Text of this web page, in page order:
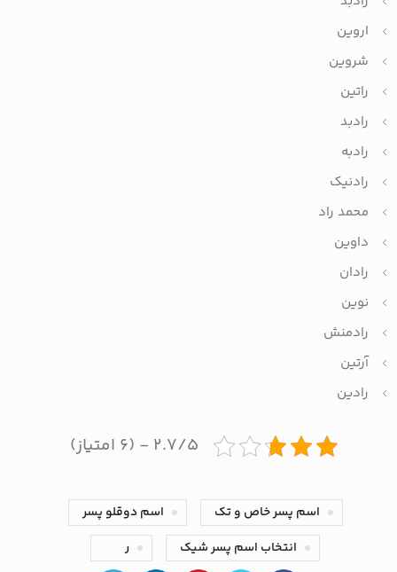
اروین
شروین
راتین
رادبد
رادبه
رادنیک
محمد راد
داوین
رادان
نوین
رادمنش
آرتین
رادین
۲.۷/۵ - (۶ امتیاز)
اسم پسر خاص و تک
اسم دوقلو پسر
انتخاب اسم پسر شیک
ر